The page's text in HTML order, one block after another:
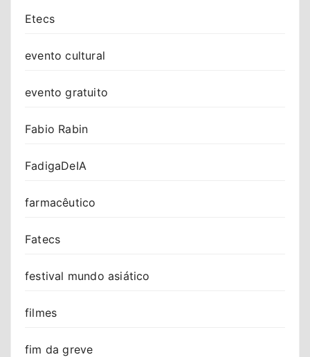
Etecs
evento cultural
evento gratuito
Fabio Rabin
FadigaDeIA
farmacêutico
Fatecs
festival mundo asiático
filmes
fim da greve